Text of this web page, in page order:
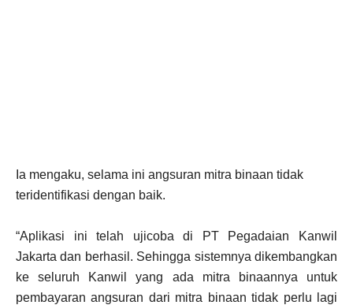
Ia mengaku, selama ini angsuran mitra binaan tidak
teridentifikasi dengan baik.
“Aplikasi ini telah ujicoba di PT Pegadaian Kanwil
Jakarta dan berhasil. Sehingga sistemnya dikembangkan
ke seluruh Kanwil yang ada mitra binaannya untuk
pembayaran angsuran dari mitra binaan tidak perlu lagi